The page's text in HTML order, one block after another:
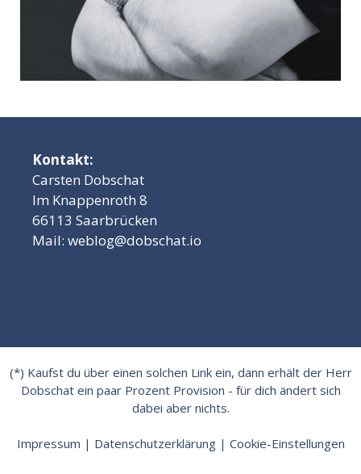
Kontakt:
Carsten Dobschat
Im Knappenroth 8
66113 Saarbrücken
Mail: weblog@dobschat.io
(*) Kaufst du über einen solchen Link ein, dann erhält der Herr
Dobschat ein paar Prozent Provision - für dich ändert sich
dabei aber nichts.
Impressum | Datenschutzerklärung| Cookie-Einstellungen